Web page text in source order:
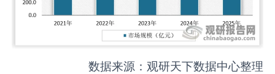
数据来源：观研天下数据中心整理